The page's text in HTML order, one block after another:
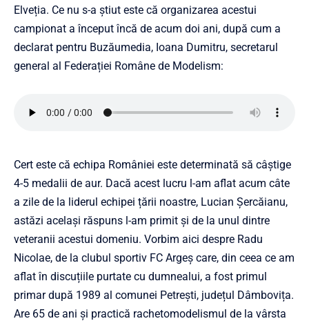
Elveția. Ce nu s-a știut este că organizarea acestui
campionat a început încă de acum doi ani, după cum a
declarat pentru Buzăumedia, Ioana Dumitru, secretarul
general al Federației Române de Modelism:
Cert este că echipa României este determinată să câștige
4-5 medalii de aur. Dacă acest lucru l-am aflat acum câte
a zile de la liderul echipei țării noastre, Lucian Şercăianu,
astăzi același răspuns l-am primit și de la unul dintre
veteranii acestui domeniu. Vorbim aici despre Radu
Nicolae, de la clubul sportiv FC Argeș care, din ceea ce am
aflat în discuțiile purtate cu dumnealui, a fost primul
primar după 1989 al comunei Petrești, județul Dâmbovița.
Are 65 de ani și practică rachetomodelismul de la vârsta